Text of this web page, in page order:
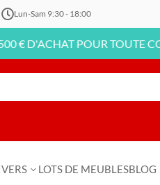
Lun-Sam 9:30 - 18:00
POUR TOUTE
LOTS DE MEUBLESBLOG